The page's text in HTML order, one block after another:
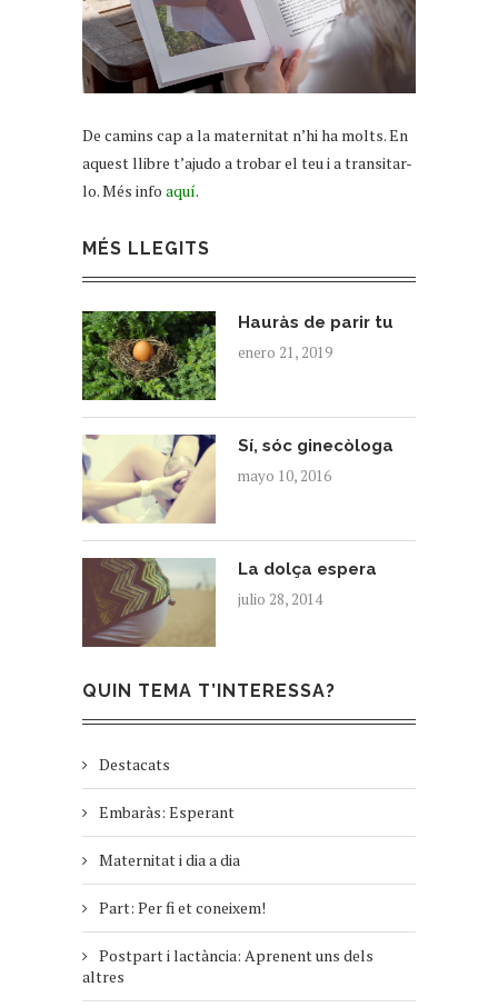
De camins cap a la maternitat n’hi ha molts. En
aquest llibre t’ajudo a trobar el teu i a transitar-
lo. Més info aquí.
MÉS LLEGITS
Hauràs de parir tu
enero 21, 2019
Sí, sóc ginecòloga
mayo 10, 2016
La dolça espera
julio 28, 2014
QUIN TEMA T’INTERESSA?
Destacats
Embaràs: Esperant
Maternitat i dia a dia
Part: Per fi et coneixem!
Postpart i lactància: Aprenent uns dels
altres